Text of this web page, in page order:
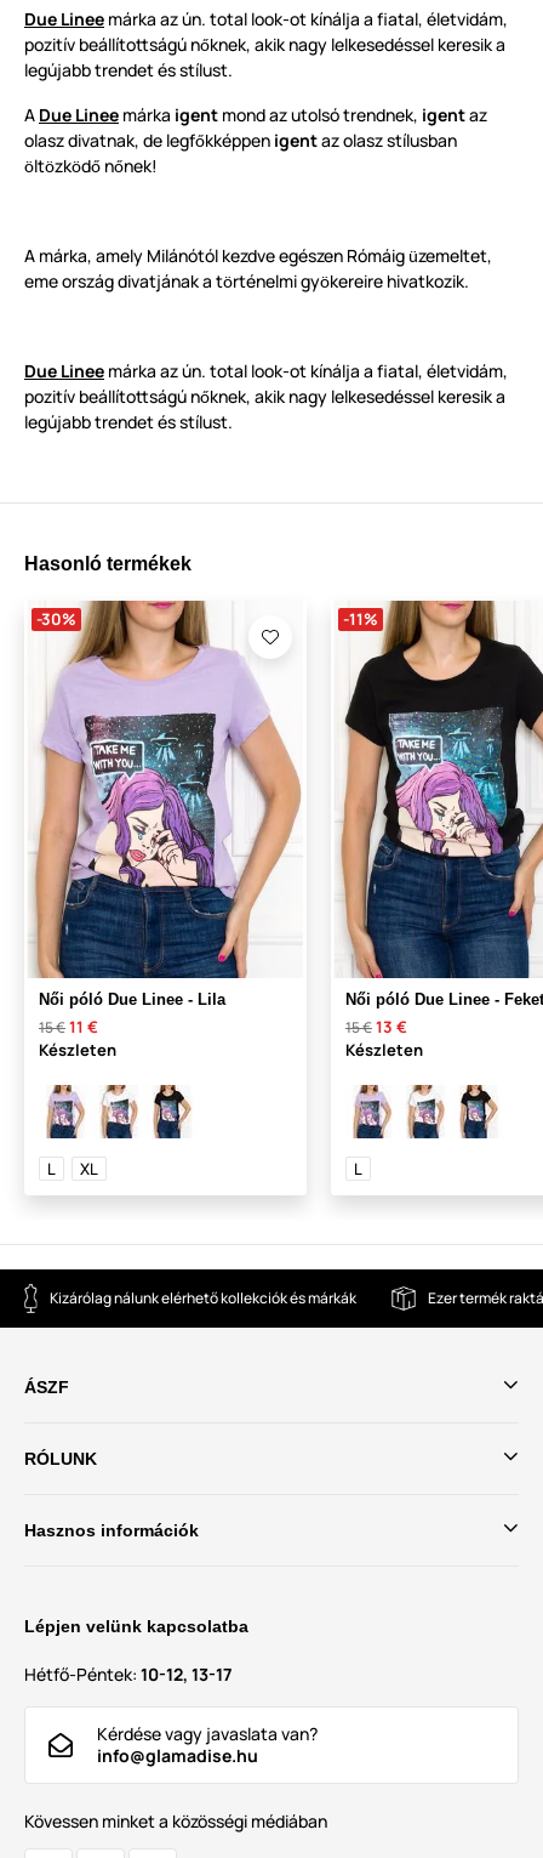
Due Linee márka az ún. total look-ot kínálja a fiatal, életvidám,
pozitív beállítottságú nőknek, akik nagy lelkesedéssel keresik a
legújabb trendet és stílust.
A Due Linee márka igent mond az utolsó trendnek, igentaz
olasz divatnak, de legfőkképpen igentaz olasz stílusban
öltözködő nőnek!
A márka, amely Milánótól kezdve egészen Rómáig üzemeltet,
eme ország divatjának a történelmi gyökereire hivatkozik.
Due Linee márka az ún. total look-ot kínálja a fiatal, életvidám,
pozitív beállítottságú nőknek, akik nagy lelkesedéssel keresik a
legújabb trendet és stílust.
Hasonló termékek
-30%
Női póló Due Linee - Lila
15 €11 €
Készleten
L XL
-11%
Női póló Due Linee -
15 €13 €
Készleten
L
Kizárólag nálunk elérhető kollekciók és márkák Ezer termék
ÁSZF
RÓLUNK
Hasznos információk
Lépjen velünk kapcsolatba
Hétfő-Péntek: 10-12, 13-17
Kérdése vagy javaslata van?
info@glamadise.hu
Kövessen minket a közösségi médiában